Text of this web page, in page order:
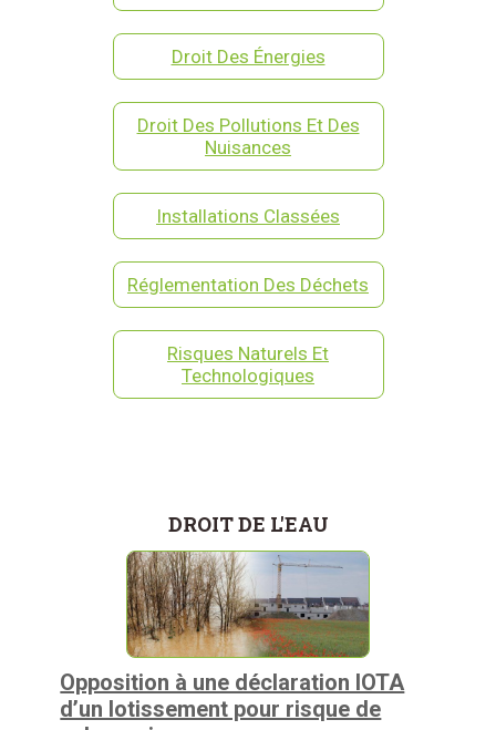
Droit Des Énergies
Droit Des Pollutions Et Des
Nuisances
Installations Classées
Réglementation Des Déchets
Risques Naturels Et
Technologiques
DROIT DE L'EAU
Opposition à une déclaration IOTA
d’un lotissement pour risque de